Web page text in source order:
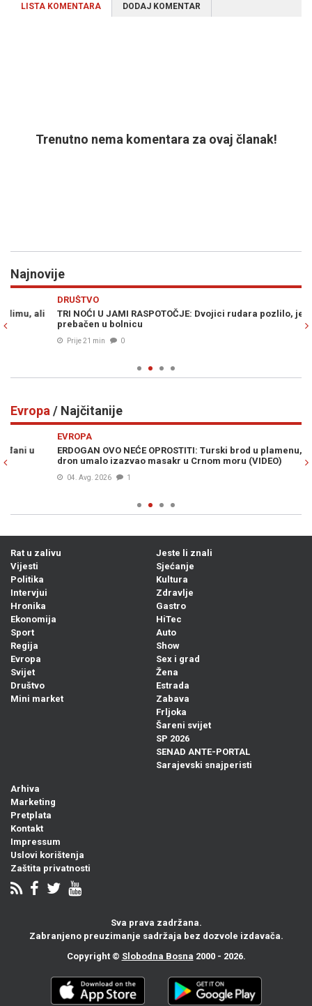
LISTA KOMENTARA DODAJ KOMENTAR
Trenutno nema komentara za ovaj članak!
Najnovije
TRI NOĆI U JAMI RASPOTOČJE: Dvojici rudara pozlilo, jedan
prebačen u bolnicu
Prije 21 min 0
Evropa/ Najčitanije
ERDOGAN OVO NEĆE OPROSTITI: Turski brod u plamenu, ukrajinski
dron umalo izazvao masakr u Crnom moru (VIDEO)
04. Avg. 2026 1
Rat u zalivu
Vijesti
Politika
Intervjui
Hronika
Ekonomija
Sport
Regija
Evropa
Svijet
Društvo
Mini market
Jeste li znali
Sjećanje
Kultura
Zdravlje
Gastro
HiTec
Auto
Show
Sex i grad
Žena
Estrada
Zabava
Frljoka
Šareni svijet
SP 2026
SENAD ANTE-PORTAL
Sarajevski snajperisti
Arhiva
Marketing
Pretplata
Kontakt
Impressum
Uslovi korištenja
Zaštita privatnosti
Sva prava zadržana.
Zabranjeno preuzimanje sadržaja bez dozvole izdavača.
Copyright © Slobodna Bosna 2000 - 2026.